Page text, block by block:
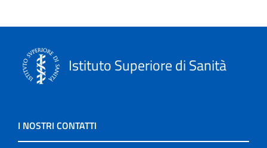
Istituto Superiore di Sanità
I NOSTRI CONTATTI